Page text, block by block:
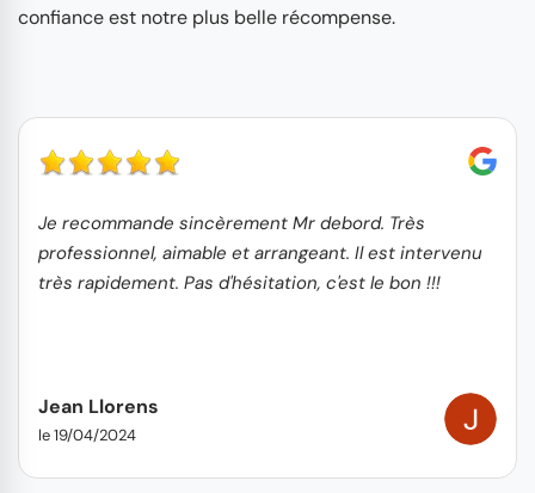
confiance est notre plus belle récompense.
Je recommande sincèrement Mr debord. Très
professionnel, aimable et arrangeant. Il est intervenu
très rapidement. Pas d'hésitation, c'est le bon !!!
Jean Llorens
le 19/04/2024